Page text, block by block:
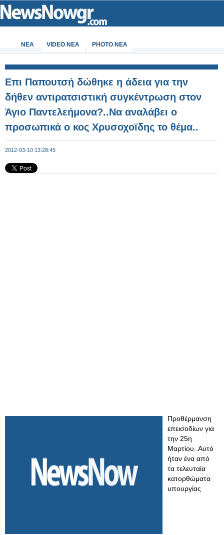
ΝΕΑ VIDEO NEA PHOTO NEA
Επι Παπουτσή δώθηκε η άδεια για την
δήθεν αντιρατσιστική συγκέντρωση στον
Άγιο Παντελεήμονα?..Να αναλάβει ο
προσωπικά ο κος Χρυσοχοϊδης το θέμα..
2012-03-10 13:28:45
Προθέρμανση
επεισοδίων για
την 25η
Μαρτίου..Αυτό
ήταν ένα από
τα τελευταία
κατορθώματα
υπουργίας